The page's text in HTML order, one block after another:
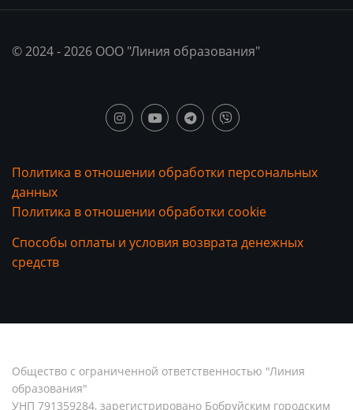
© 2024 - 2026 ООО "Линия образования"
Политика в отношении обработки персональных
данных
Политика в отношении обработки cookie
Способы оплаты и условия возврата денежных
средств
Общество с ограниченной ответственностью "Линия
образования"
УНП 791359284, зарегистрировано Бобруйским городским